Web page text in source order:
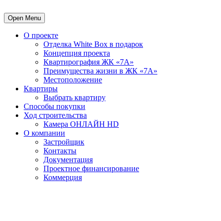
Open Menu
О проекте
Отделка White Box в подарок
Концепция проекта
Квартирография ЖК «7А»
Преимущества жизни в ЖК «7А»
Местоположение
Квартиры
Выбрать квартиру
Способы покупки
Ход строительства
Камера ОНЛАЙН HD
О компании
Застройщик
Контакты
Документация
Проектное финансирование
Коммерция